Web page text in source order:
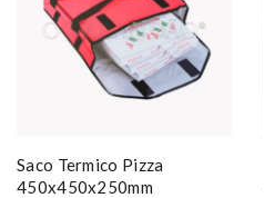
Saco Termico Pizza
450x450x250mm